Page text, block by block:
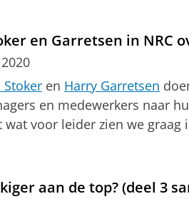
en Garretsen in NRC
Stoker en Harry Garretsen
en medewerkers naar
wat voor leider zien we graag
aan de top? (deel 3